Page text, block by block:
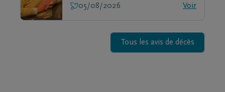
05/08/2026
Voir
Tous les avis de décès